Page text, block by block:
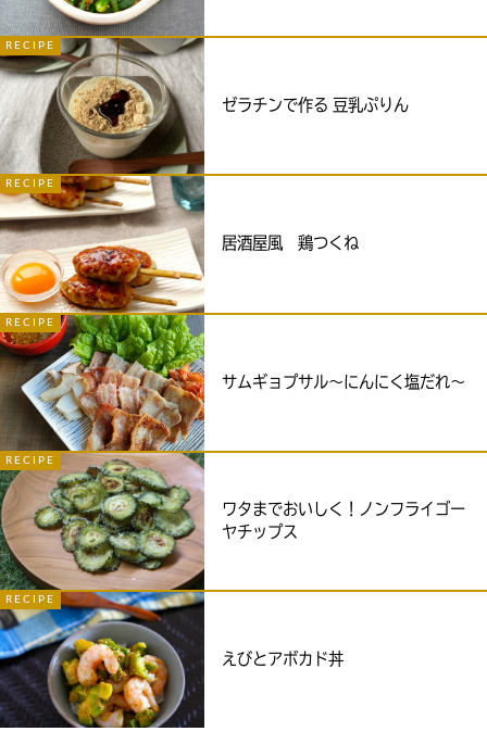
RECIPE
ゼラチンで作る 豆乳ぷりん
RECIPE
居酒屋風 鶏つくね
RECIPE
サムギョプサル～にんにく塩だれ～
RECIPE
ワタまでおいしく！ノンフライゴー
ヤチップス
RECIPE
えびとアボカド丼